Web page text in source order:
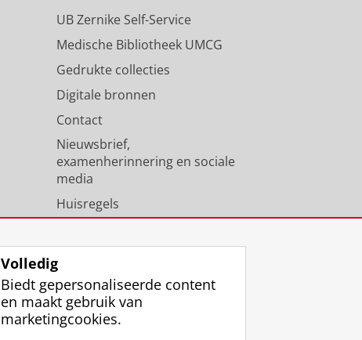
UB Zernike Self-Service
Medische Bibliotheek UMCG
Gedrukte collecties
Digitale bronnen
Contact
Nieuwsbrief,
examenherinnering en sociale
media
Huisregels
Universiteitsbibliotheek
Volledig
Biedt gepersonaliseerde content
en maakt gebruik van
marketingcookies.